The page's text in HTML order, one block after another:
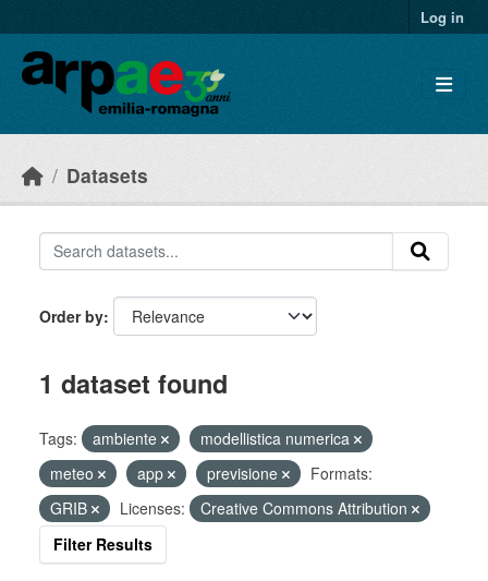
Log in
Datasets
Order by
1 dataset found
Tags: ambiente
modellistica numerica
meteo
app previsione
Formats:
GRIB
Licenses:
Creative Commons Attribution
Filter Results